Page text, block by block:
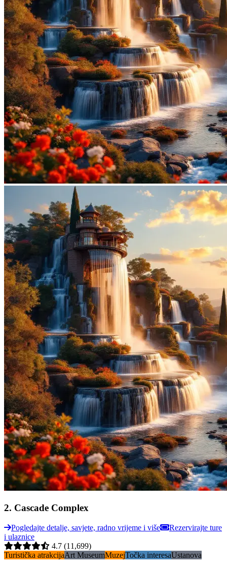
2. Cascade Complex
Pogledajte detalje, savjete, radno vrijeme i više
Rezervirajte ture
i ulaznice
4.7 (11,699)
Turistička atrakcijaArt MuseumMuzejTočka interesaUstanova